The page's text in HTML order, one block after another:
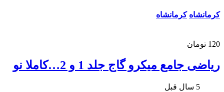
کرمانشاه کرمانشاه
120 تومان
ریاضی جامع میکرو گاج جلد 1 و 2…کاملا نو
5 سال قبل